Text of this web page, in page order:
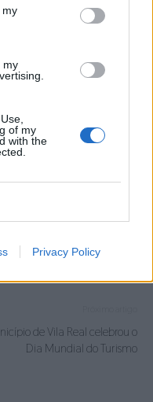
my
my
of my
with the
Privacy Policy
as vencedoras do
qualidade
criatividade e
onde todos
confecionadas ao
que reforçou o
das mais doces
de Vila Real celebrou o
Dia Mundial do Turismo